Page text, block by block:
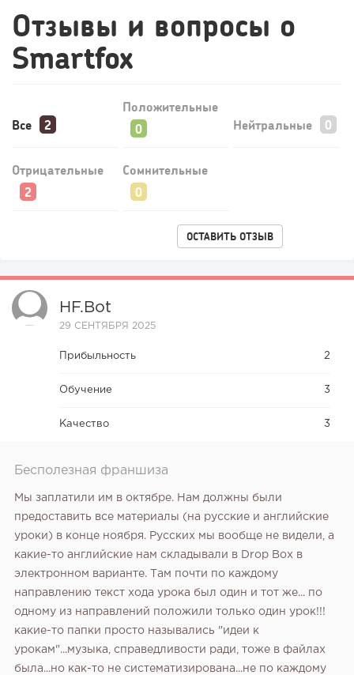
Отзывы и вопросы о
Smartfox
Все
Положительные
Нейтральные
Отрицательные Сомнительные
ОСТАВИТЬ ОТЗЫВ
HF.bot
29 СЕНТЯБРЯ 2025
Прибыльность 2
Обучение 3
Качество 3
Бесполезная франшиза
Мы заплатили им в октябре. Нам должны были
предоставить все материалы (на русские и английские
уроки) в конце ноября. Русских мы вообще не видели, а
какие-то английские нам складывали в Drop Box в
электронном варианте. Там почти по каждому
направлению текст хода урока был один и тот же... по
одному из направлений положили только один урок!!!
какие-то папки просто назывались "идеи к
урокам"...музыка, справедливости ради, тоже в файлах
была...но как-то не систематизирована...не по каждому